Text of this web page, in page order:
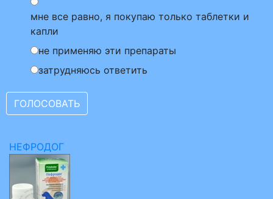
мне все равно, я покупаю только таблетки и
капли
не применяю эти препараты
затрудняюсь ответить
НЕФРОДОГ